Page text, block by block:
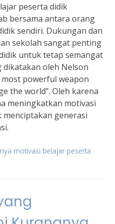
peserta didik
bersama antara orang
sendiri. Dukungan dan
sekolah sangat penting
untuk tetap semangat
dikatakan oleh Nelson
most powerful weapon
the world”. Oleh karena
meningkatkan motivasi
generasi
motivasi belajar peserta